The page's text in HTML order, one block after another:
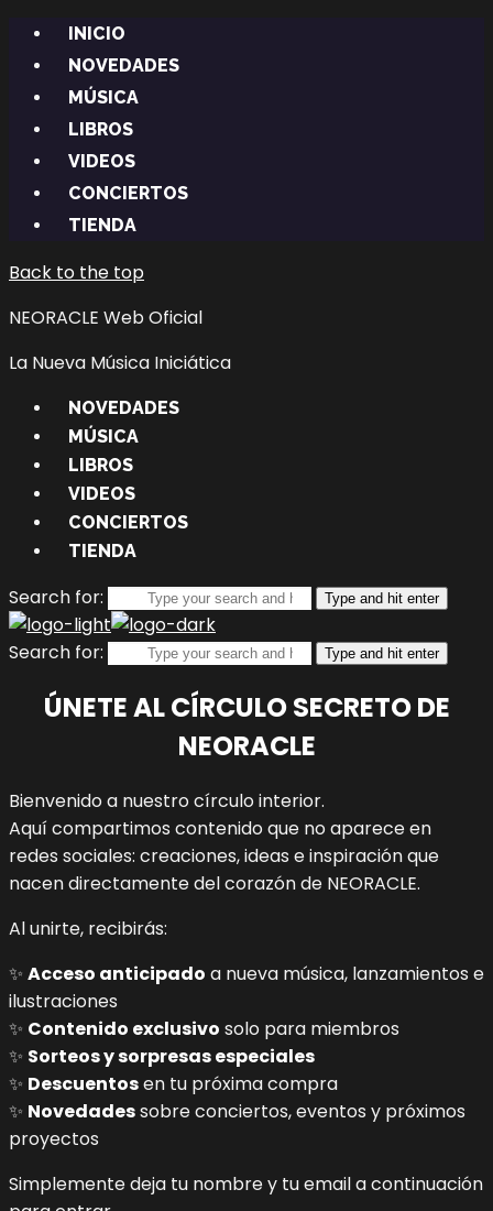
INICIO
NOVEDADES
MÚSICA
LIBROS
VIDEOS
CONCIERTOS
TIENDA
Back to the top
NEORACLE Web Oficial
La Nueva Música Iniciática
NOVEDADES
MÚSICA
LIBROS
VIDEOS
CONCIERTOS
TIENDA
Search for: Type and hit enter
Search for: Type and hit enter
ÚNETE AL CÍRCULO SECRETO DE
NEORACLE
Bienvenido a nuestro círculo interior.
Aquí compartimos contenido que no aparece en
redes sociales: creaciones, ideas e inspiración que
nacen directamente del corazón de NEORACLE.
Al unirte, recibirás:
✨ Acceso anticipado a nueva música, lanzamientos e
ilustraciones
✨ Contenido exclusivo solo para miembros
✨ Sorteos y sorpresas especiales
✨ Descuentosen tu próxima compra
✨ Novedadessobre conciertos, eventos y próximos
proyectos
Simplemente deja tu nombre y tu email a continuación